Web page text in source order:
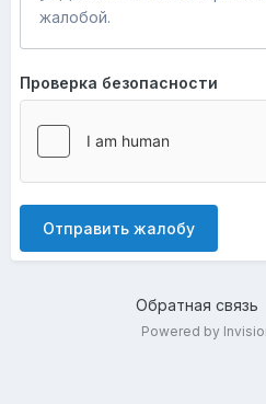
жалобой.
Проверка безопасности
Отправить жалобу
Обратная связь
Powered by